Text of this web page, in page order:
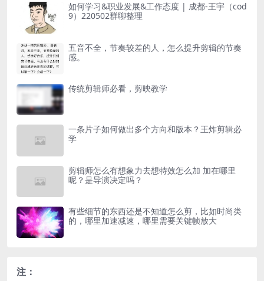
如何学习&职业发展&工作态度 | 成都-王宇（cod
9）220502群聊整理
五音不全，节奏较差的人，怎么提升剪辑的节奏
感。
传统剪辑师必看，剪映教学
一条片子如何做出多个方向和版本？王炸剪辑必
学
剪辑师怎么有想象力去想特效怎么加 加在哪里
呢？是导演决定吗？
有些细节的东西还是不知道怎么剪，比如时尚类
的，哪里加速减速，哪里需要关键帧放大
注：